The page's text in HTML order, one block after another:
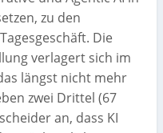
zu den
Die
verlagert sich im
längst nicht mehr
zwei Drittel (67
an, dass KI